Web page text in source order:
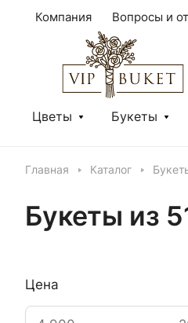
Компания Вопросы и
Цветы Букеты
Главная Каталог
Букеты из
Цена